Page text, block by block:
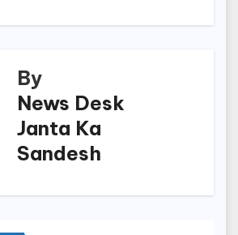
By
News Desk
Janta Ka
Sandesh